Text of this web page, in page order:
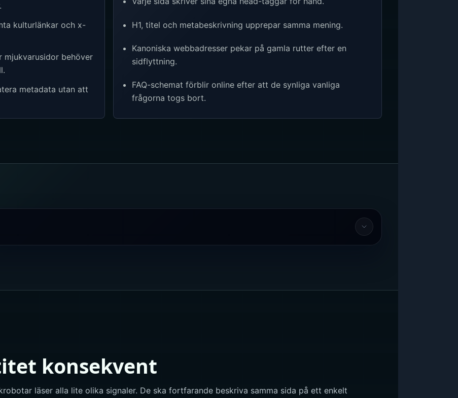
kulturlänkar och x-
mjukvarusidor behöver
metadata utan att
H1, titel och metabeskrivning upprepar samma mening.
Kanoniska webbadresser pekar på gamla rutter efter en
sidflyttning.
FAQ-schemat förblir online efter att de synliga vanliga
frågorna togs bort.
konsekvent
läser alla lite olika signaler. De ska fortfarande beskriva samma sida på ett enkelt